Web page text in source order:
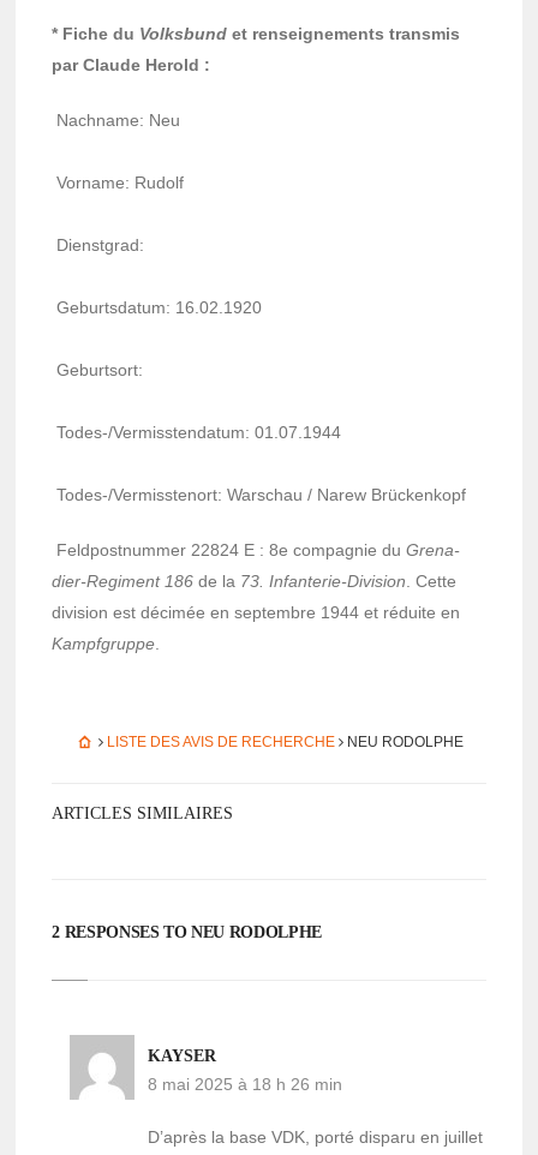
* Fiche du Volks­bund et rensei­gne­ments trans­mis
par Claude Herold :
Nach­name: Neu
Vorname: Rudolf
Dienst­grad:
Geburts­da­tum: 16.02.1920
Geburt­sort:
Todes-/Vermiss­ten­da­tum: 01.07.1944
Todes-/Vermiss­te­nort: Warschau / Narew Brücken­kopf
Feld­post­num­mer 22824 E : 8e compa­gnie duGrena­
dier-Regi­ment 186 de la 73. Infan­te­rie-Divi­sion . Cette
divi­sion est déci­mée en septembre 1944 et réduite en
Kampf­gruppe
LISTE DES AVIS DE RECHERCHE NEU RODOLPHE
ARTICLES SIMILAIRES
2 RESPONSES TO NEU RODOLPHE
KAYSER
8 mai 2025 à 18 h 26 min
D’après la base VDK, porté disparu en juillet